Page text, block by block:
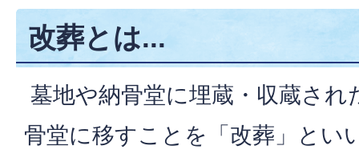
改葬とは...
墓地や納骨堂に埋蔵・収蔵され
骨堂に移すことを「改葬」とい